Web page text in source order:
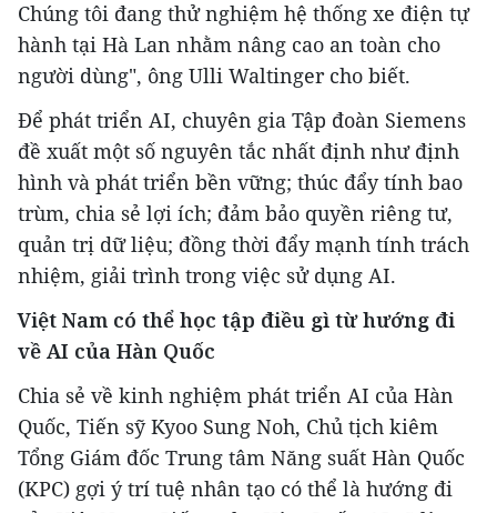
Chúng tôi đang thử nghiệm hệ thống xe điện tự
hành tại Hà Lan nhằm nâng cao an toàn cho
người dùng", ông Ulli Waltinger cho biết.
Để phát triển AI, chuyên gia Tập đoàn Siemens
đề xuất một số nguyên tắc nhất định như định
hình và phát triển bền vững; thúc đẩy tính bao
trùm, chia sẻ lợi ích; đảm bảo quyền riêng tư,
quản trị dữ liệu; đồng thời đẩy mạnh tính trách
nhiệm, giải trình trong việc sử dụng AI.
Việt Nam có thể học tập điều gì từ hướng đi
về AI của Hàn Quốc
Chia sẻ về kinh nghiệm phát triển AI của Hàn
Quốc, Tiến sỹ Kyoo Sung Noh, Chủ tịch kiêm
Tổng Giám đốc Trung tâm Năng suất Hàn Quốc
(KPC) gợi ý trí tuệ nhân tạo có thể là hướng đi